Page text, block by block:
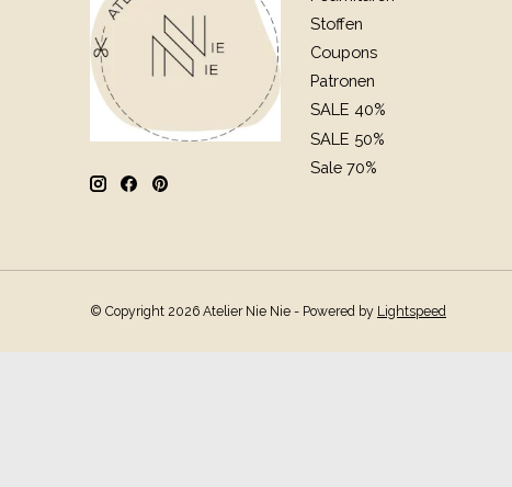
Stoffen
Coupons
Patronen
SALE 40%
SALE 50%
Sale 70%
© Copyright 2026 Atelier Nie Nie - Powered by Lightspeed